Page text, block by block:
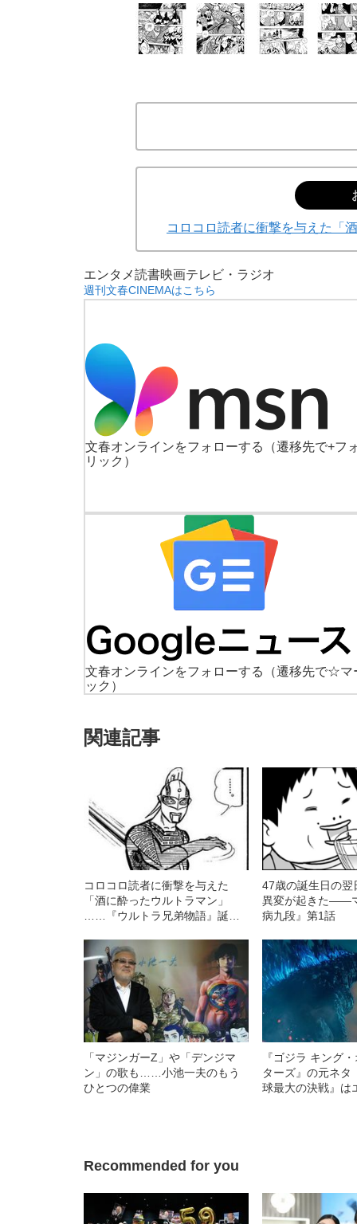
コロコロ読者に衝撃を与えた「
エンタメ読書映画テレビ・ラジオ
週刊文春CINEMAはこちら
文春オンラインをフォローする
（遷移先で+フ
リック）
文春オンラインをフォローする
（遷移先で☆マ
ック）
関連記事
コロコロ読者に衝撃を与えた
「酒に酔ったウルトラマン」
……『ウルトラ兄弟物語』誕生
47歳の誕生日の翌
異変が起きた――
病九段』第1話
「マジンガーZ」や「デンジマ
ン」の歌も……小池一夫のもう
ひとつの偉業
『ゴジラ キング
ターズ』の元ネタ
球最大の決戦』は
Recommended for you